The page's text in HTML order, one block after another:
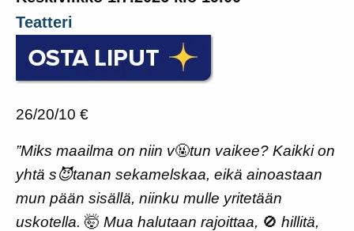
Jäsenyys
Hankkeet
Hallinto
Historia
English
Teatteri
26/20/10 €
”Miks maailma on niin v🤬tun vaikee? Kaikki on
yhtä s😈tanan sekamelskaa, eikä ainoastaan
mun pään sisällä, niinku mulle yritetään
uskotella. 🤯 Mua halutaan rajoittaa, 🚫 hillitä,